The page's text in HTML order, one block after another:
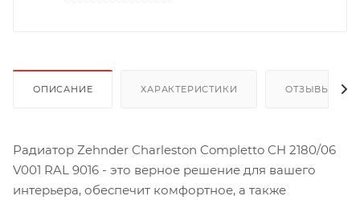
ОПИСАНИЕ ХАРАКТЕРИСТИКИ ОТЗЫВЫ
Радиатор Zehnder Charleston Completto CH 2180/06
V001 RAL 9016 - это верное решение для вашего
интерьера, обеспечит комфортное, а также